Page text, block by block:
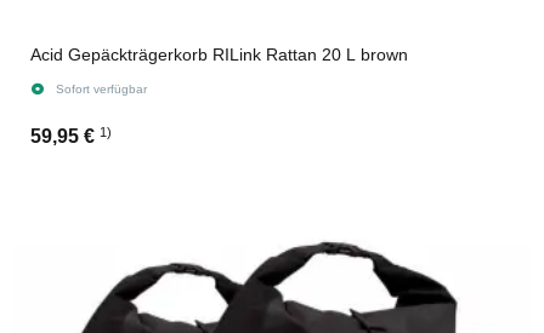
Acid Gepäckträgerkorb RILink Rattan 20 L brown
Sofort verfügbar
59,95 € 1)